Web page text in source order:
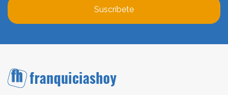
Suscríbete